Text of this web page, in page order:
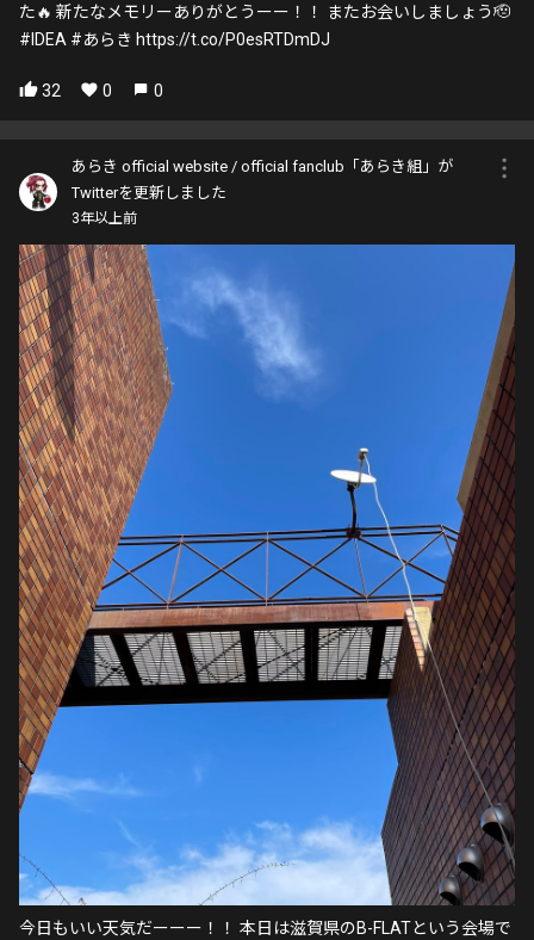
た🔥 新たなメモリーありがとうーー！！ またお会いしましょう🫡
#IDEA #あらき https://t.co/P0esRTDmDJ
32 0 0
あらき official website / official fanclub「あらき組」が
Twitterを更新しました
3年以上前
今日もいい天気だーーー！！ 本日は滋賀県のB-FLATという会場で